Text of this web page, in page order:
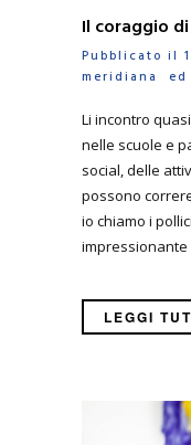
Il coraggio
Pubblicato il
meridiana
ed
Li incontro
nelle scuole e
social, delle
possono
io chiamo i
LEGGI